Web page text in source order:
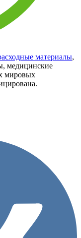
материалы,
медицинские
мировых